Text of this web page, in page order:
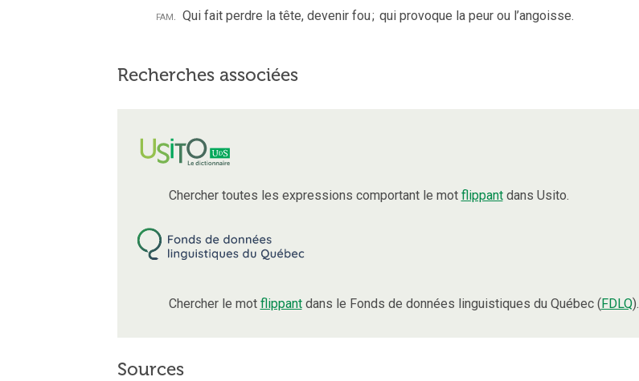
fam. Qui fait perdre la tête, devenir fou; qui provoque la peur ou l’angoisse.
Recherches associées
Chercher toutes les expressions comportant le mot flippantdans Usito.
Chercher le mot flippantdans le Fonds de données linguistiques du Québec (FDLQ).
Sources